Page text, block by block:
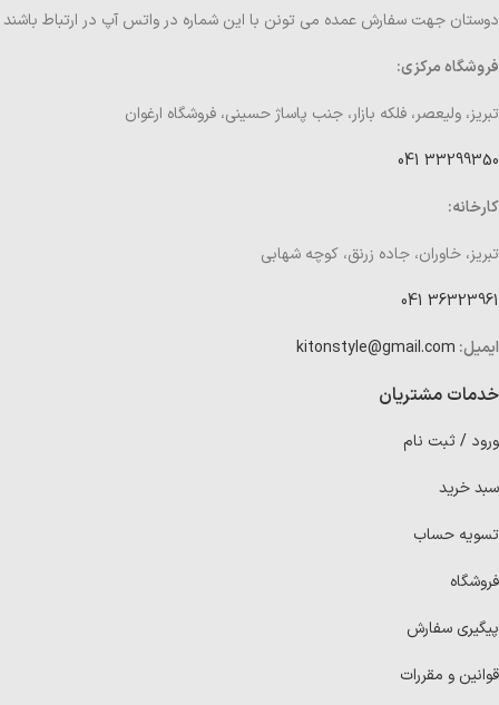
دوستان جهت سفارش عمده می تونن با این شماره در واتس آپ در ارتباط باشند
فروشگاه مرکزی:
تبریز، ولیعصر، فلکه بازار، جنب پاساژ حسینی، فروشگاه ارغوان
33299350 041
کارخانه:
تبریز، خاوران، جاده زرنق، کوچه شهابی
36323961 041
ایمیل: kitonstyle@gmail.com
خدمات مشتریان
ورود / ثبت نام
سبد خرید
تسویه حساب
فروشگاه
پیگیری سفارش
قوانین و مقررات